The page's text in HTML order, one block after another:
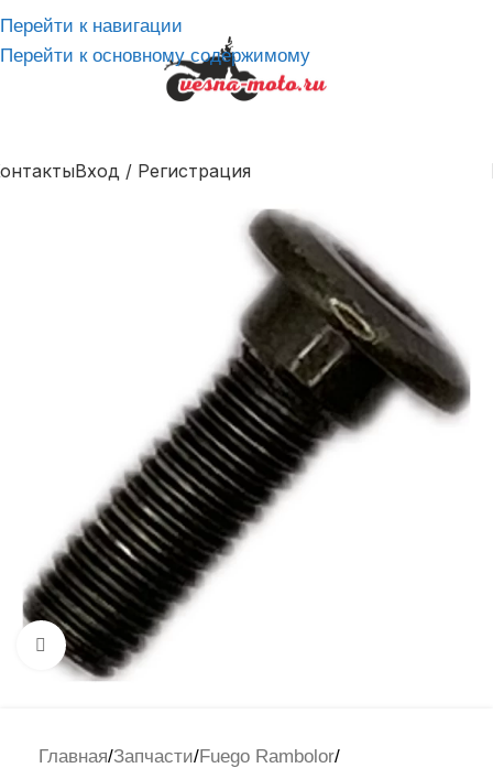
Перейти к навигации
Перейти к основному содержимому
Вход / Регистрация
Нажмите, чтобы увеличить
Главная/Запчасти/Fuego Rambolor/